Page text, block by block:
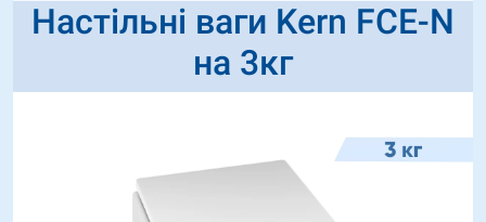
Настільні ваги Kern FCE-N
на 3кг